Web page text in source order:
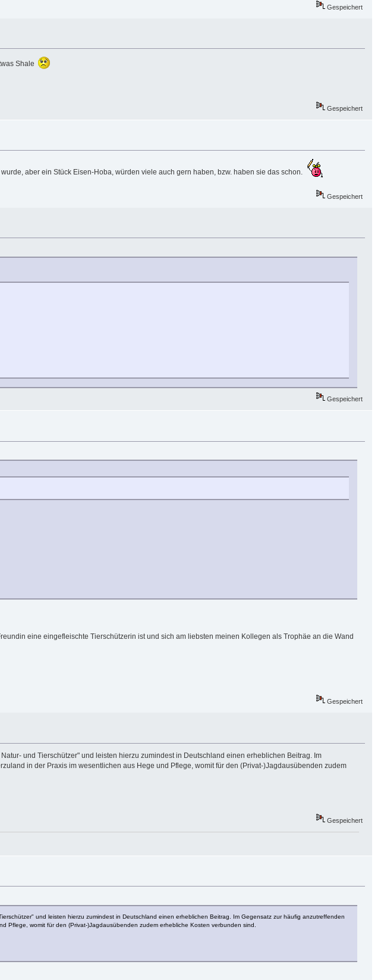
Gespeichert
Shale
Gespeichert
aber ein Stück Eisen-Hoba, würden viele auch gern haben, bzw. haben sie das schon.
Gespeichert
Gespeichert
eine eingefleischte Tierschützerin ist und sich am liebsten meinen Kollegen als Trophäe an die Wand
Gespeichert
und Tierschützer" und leisten hierzu zumindest in Deutschland einen erheblichen Beitrag. Im
in der Praxis im wesentlichen aus Hege und Pflege, womit für den (Privat-)Jagdausübenden zudem
Gespeichert
und leisten hierzu zumindest in Deutschland einen erheblichen Beitrag. Im Gegensatz zur häufig anzutreffenden
Pflege, womit für den (Privat-)Jagdausübenden zudem erhebliche Kosten verbunden sind.